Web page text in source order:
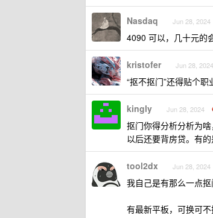
Nasdaq Jun 28, 2024
4090 可以，几十元的
kristofer Jun 28, 2024
“抠不抠门”还得贴个职
kingly Jun 28, 2024
抠门你得分析分析为
以后还要背房贷。有
tool2dx Jun 28, 2024
我自己是有那么一点抠
有最新平板，可换可不